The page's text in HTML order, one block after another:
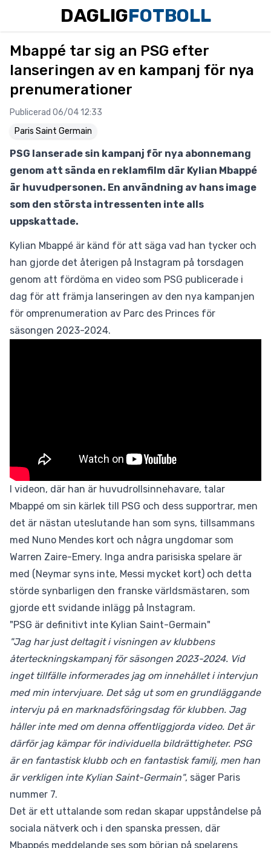
DAGLIGFOTBOLL
Mbappé tar sig an PSG efter
lanseringen av en kampanj för nya
prenumerationer
Publicerad 06/04 12:33
Paris Saint Germain
PSG lanserade sin kampanj för nya abonnemang
genom att sända en reklamfilm där Kylian Mbappé
är huvudpersonen. En användning av hans image
som den största intressenten inte alls
uppskattade.
Kylian Mbappé är känd för att säga vad han tycker och
han gjorde det återigen på Instagram på torsdagen
genom att fördöma en video som PSG publicerade i
dag för att främja lanseringen av den nya kampanjen
för omprenumeration av Parc des Princes för
säsongen 2023-2024.
I videon, där han är huvudrollsinnehavare, talar
Mbappé om sin kärlek till PSG och dess supportrar, men
det är nästan uteslutande han som syns, tillsammans
med Nuno Mendes kort och några ungdomar som
Warren Zaire-Emery. Inga andra parisiska spelare är
med (Neymar syns inte, Messi mycket kort) och detta
störde synbarligen den franske världsmästaren, som
gjorde ett svidande inlägg på Instagram.
"PSG är definitivt inte Kylian Saint-Germain"
"Jag har just deltagit i visningen av klubbens
återteckningskampanj för säsongen 2023-2024. Vid
inget tillfälle informerades jag om innehållet i intervjun
med min intervjuare. Det såg ut som en grundläggande
intervju på en marknadsföringsdag för klubben. Jag
håller inte med om denna offentliggjorda video. Det är
därför jag kämpar för individuella bildrättigheter. PSG
är en fantastisk klubb och en fantastisk familj, men han
är verkligen inte Kylian Saint-Germain", säger Paris
nummer 7.
Det är ett uttalande som redan skapar uppståndelse på
sociala nätverk och i den spanska pressen, där
Mbappés meddelande ses som början på spelarens